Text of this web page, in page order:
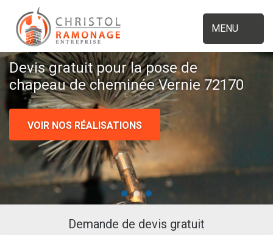
MENU
Devis gratuit pour la pose de
chapeau de cheminée Vernie 72170
VOIR NOS RÉALISATIONS
Demande de devis gratuit